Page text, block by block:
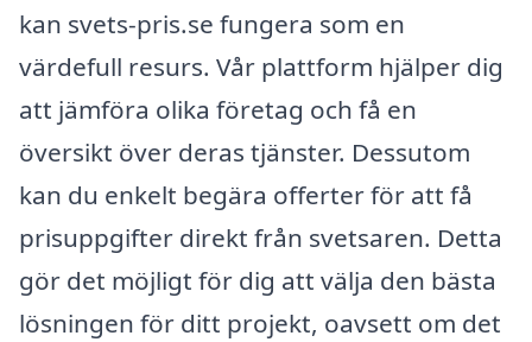
kan svets-pris.se fungera som en
värdefull resurs. Vår plattform hjälper dig
att jämföra olika företag och få en
översikt över deras tjänster. Dessutom
kan du enkelt begära offerter för att få
prisuppgifter direkt från svetsaren. Detta
gör det möjligt för dig att välja den bästa
lösningen för ditt projekt, oavsett om det